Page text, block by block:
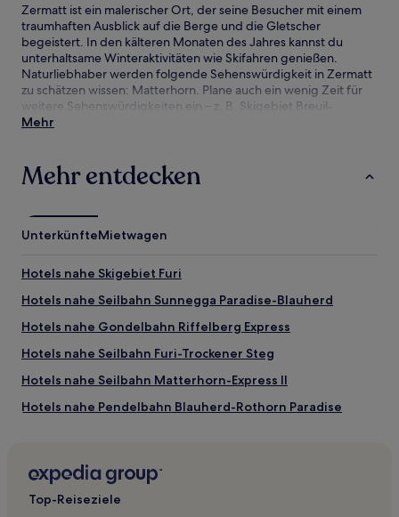
Zermatt ist ein malerischer Ort, der seine Besucher mit einem
traumhaften Ausblick auf die Berge und die Gletscher
begeistert. In den kälteren Monaten des Jahres kannst du
unterhaltsame Winteraktivitäten wie Skifahren genießen.
Naturliebhaber werden folgende Sehenswürdigkeit in Zermatt
zu schätzen wissen: Matterhorn. Plane auch ein wenig Zeit für
weitere Sehenswürdigkeiten ein – z. B. Skigebiet Breuil-
Cervinia.
Mehr
Mehr entdecken
UnterkünfteMietwagen
Hotels nahe Skigebiet Furi
Hotels nahe Seilbahn Sunnegga Paradise-Blauherd
Hotels nahe Gondelbahn Riffelberg Express
Hotels nahe Seilbahn Furi-Trockener Steg
Hotels nahe Seilbahn Matterhorn-Express II
Hotels nahe Pendelbahn Blauherd-Rothorn Paradise
Hotels nahe Golf Club Matterhorn
Top-Reiseziele